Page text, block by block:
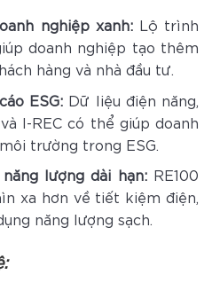
nghiệp xanh:Lộ trình
doanh nghiệp tạo thêm
hàng và nhà đầu tư.
ESG: Dữ liệu điện năng,
I-REC có thể giúp doanh
trường trong ESG.
lượng dài hạn:RE100
xa hơn về tiết kiệm điện,
năng lượng sạch.